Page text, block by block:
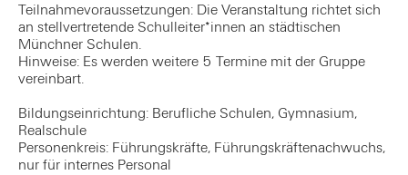
Teilnahmevoraussetzungen: Die Veranstaltung richtet sich
an stellvertretende Schulleiter*innen an städtischen
Münchner Schulen.
Hinweise: Es werden weitere 5 Termine mit der Gruppe
vereinbart.
Bildungseinrichtung: Berufliche Schulen, Gymnasium,
Realschule
Personenkreis: Führungskräfte, Führungskräftenachwuchs,
nur für internes Personal